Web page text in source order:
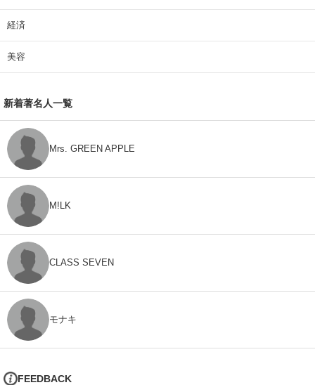
経済
美容
新着著名人一覧
Mrs. GREEN APPLE
M!LK
CLASS SEVEN
モナキ
FEEDBACK